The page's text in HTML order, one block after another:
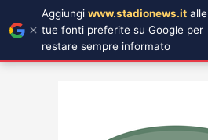
Aggiungi www.stadionews.it alle
tue fonti preferite su Google per
restare sempre informato